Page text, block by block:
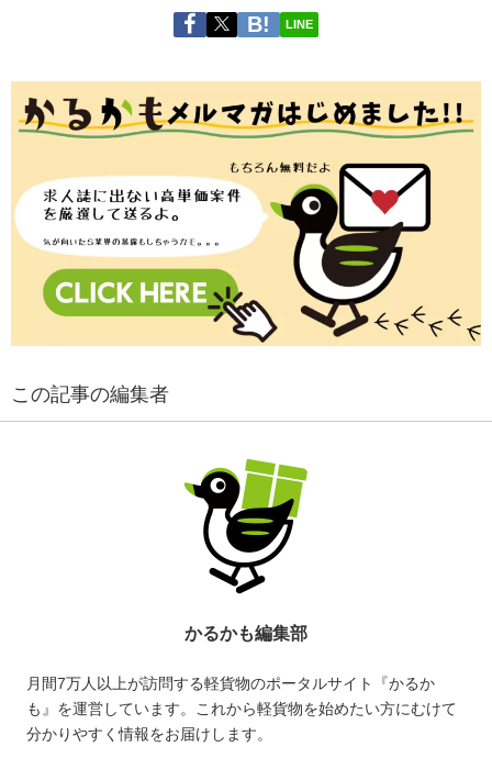
LINE
この記事の編集者
かるかも編集部
月間7万人以上が訪問する軽貨物のポータルサイト『かるか
も』を運営しています。これから軽貨物を始めたい方にむけて
分かりやすく情報をお届けします。